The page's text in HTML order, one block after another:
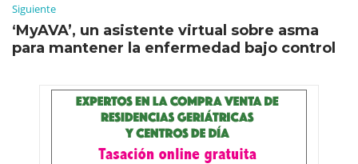
Siguiente
‘MyAVA’, un asistente virtual sobre asma
para mantener la enfermedad bajo control